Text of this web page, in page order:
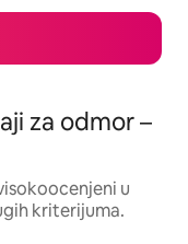
za odmor –
u
kriterijuma.